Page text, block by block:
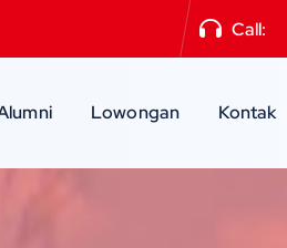
Call:
Lowongan Kontak